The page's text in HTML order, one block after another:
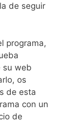
de seguir
programa,
su web
os
de esta
con un
de